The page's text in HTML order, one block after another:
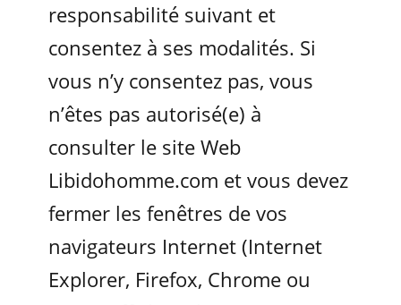
responsabilité suivant et
consentez à ses modalités. Si
vous n’y consentez pas, vous
n’êtes pas autorisé(e) à
consulter le site Web
Libidohomme.com et vous devez
fermer les fenêtres de vos
navigateurs Internet (Internet
Explorer, Firefox, Chrome ou